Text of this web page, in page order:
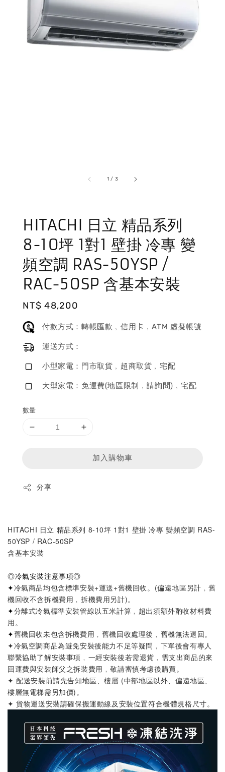
1 / 3
HITACHI 日立 精品系列
8-10坪 1對1 壁掛 冷專 變
頻空調 RAS-50YSP /
RAC-50SP 含基本安裝
Regular
price
NT$ 48,200
付款方式：轉帳匯款﹐信用卡﹐ATM 虛擬帳號
運送方式：
小型家電：門市取貨﹐超商取貨﹐宅配
大型家電：免運費(地區限制﹐請詢問)﹐宅配
數量
加入購物車
分享
HITACHI 日立 精品系列 8-10坪 1對1 壁掛 冷專 變頻空調 RAS-
50YSP / RAC-50SP
含基本安裝
◎冷氣安裝注意事項◎
✦冷氣商品均包含標準安裝+運送+舊機回收。 (偏遠地區另計﹐舊
機回收不含拆機費用﹐拆機費用另計)。
✦分離式冷氣標準安裝管線以五米計算 ﹐超出須額外酌收材料費
用。
✦舊機回收未包含拆機費用﹐舊機回收處理後﹐舊機無法退回。
✦冷氣空調商品為避免安裝後能力不足等疑問 ﹐ 下單後會有專人
聯繫協助了解安裝事項 ﹐ 一經安裝後若需退貨 ﹐ 需支出商品的來
回運費與安裝師父之拆裝費用 ﹐敬請審慎考慮後購買。
✦ 配送安裝前請先告知地區、樓層 (中部地區以外、偏遠地區、
樓層無電梯需另加價)。
✦ 貨物運送安裝請確保搬運動線及安裝位置符合機體規格尺寸。